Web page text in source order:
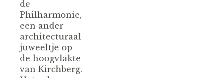
de
Philharmonie,
een ander
architecturaal
juweeltje op
de hoogvlakte
van Kirchberg.